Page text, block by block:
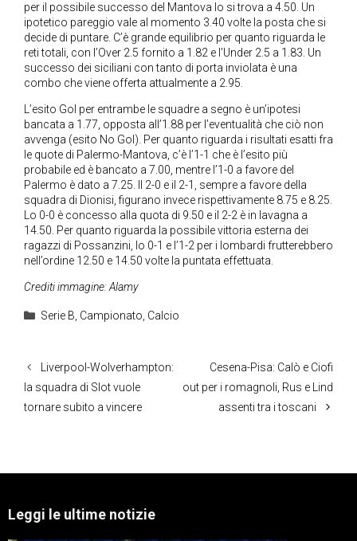
per il possibile successo del Mantova lo si trova a 4.50. Un
ipotetico pareggio vale al momento 3.40 volte la posta che si
decide di puntare. C’è grande equilibrio per quanto riguarda le
reti totali, con l’Over 2.5 fornito a 1.82 e l’Under 2.5 a 1.83. Un
successo dei siciliani con tanto di porta inviolata è una
combo che viene offerta attualmente a 2.95.
L’esito Gol per entrambe le squadre a segno è un’ipotesi
bancata a 1.77, opposta all’1.88 per l’eventualità che ciò non
avvenga (esito No Gol). Per quanto riguarda i risultati esatti fra
le quote di Palermo-Mantova, c’è l’1-1 che è l’esito più
probabile ed è bancato a 7.00, mentre l’1-0 a favore del
Palermo è dato a 7.25. Il 2-0 e il 2-1, sempre a favore della
squadra di Dionisi, figurano invece rispettivamente 8.75 e 8.25.
Lo 0-0 è concesso alla quota di 9.50 e il 2-2 è in lavagna a
14.50. Per quanto riguarda la possibile vittoria esterna dei
ragazzi di Possanzini, lo 0-1 e l’1-2 per i lombardi frutterebbero
nell’ordine 12.50 e 14.50 volte la puntata effettuata.
Crediti immagine: Alamy
Categorie
Serie B, Campionato, Calcio
Liverpool-Wolverhampton:
la squadra di Slot vuole
tornare subito a vincere
Cesena-Pisa: Calò e Ciofi
out per i romagnoli, Rus e Lind
assenti tra i toscani
Leggi le ultime notizie